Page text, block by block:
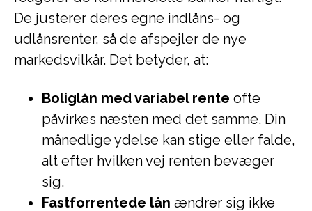
De justerer deres egne indlåns- og
udlånsrenter, så de afspejler de nye
markedsvilkår. Det betyder, at:
Boliglån med variabel rente ofte
påvirkes næsten med det samme. Din
månedlige ydelse kan stige eller falde,
alt efter hvilken vej renten bevæger
sig.
Fastforrentede lån ændrer sig ikke